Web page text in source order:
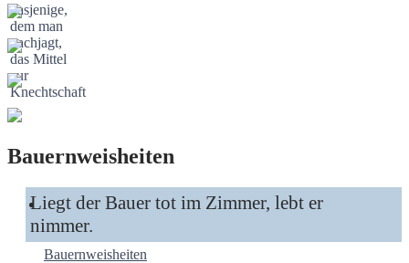
Bauernweisheiten
Liegt der Bauer tot im Zimmer, lebt er
nimmer.
Bauernweisheiten